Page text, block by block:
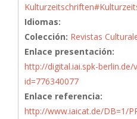
Idiomas:
Colección: Revistas
Enlace presentación:
http://digital.iai.spk-berlin.de/
id=776340077
Enlace referencia:
http://www.iaicat.de/DB=1/